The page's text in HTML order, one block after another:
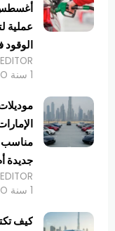
عملية
1 سنة AGO
مناسب
جديدة
1 سنة AGO
كيف